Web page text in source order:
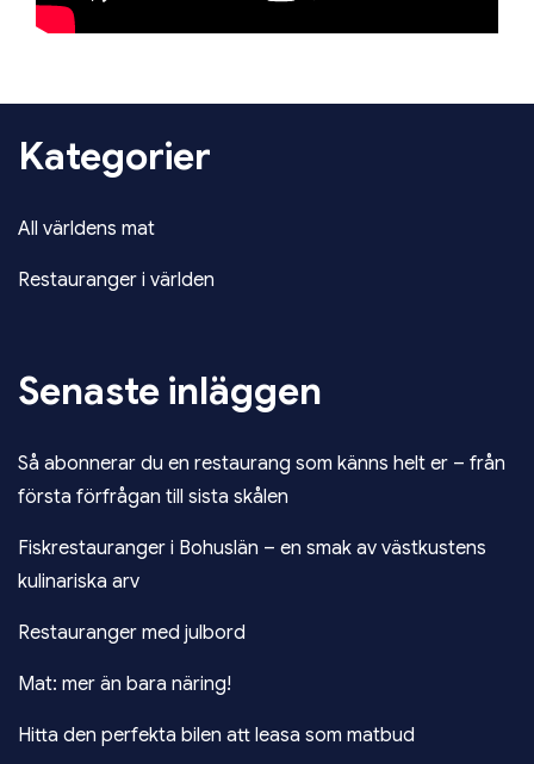
Kategorier
All världens mat
Restauranger i världen
Senaste inläggen
Så abonnerar du en restaurang som känns helt er – från
första förfrågan till sista skålen
Fiskrestauranger i Bohuslän – en smak av västkustens
kulinariska arv
Restauranger med julbord
Mat: mer än bara näring!
Hitta den perfekta bilen att leasa som matbud